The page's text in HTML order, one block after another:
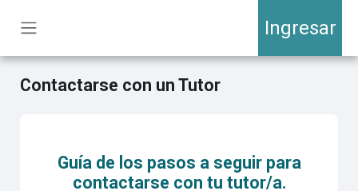
Ingresar
Contactarse con un Tutor
Guía de los pasos a seguir para
contactarse con tu tutor/a.